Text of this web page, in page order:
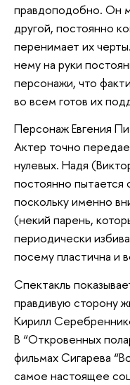
правдоподобно. Он
другой, постоянно
перенимает их
нему на руки
персонажи, что
во всем готов их
Персонаж Евгения
Актер точно
нулевых. Надя
постоянно пытается
поскольку именно
(некий парень,
периодически
посему пластична и
Спектакль
правдивую сторону
Кирилл
В “Откровенных
фильмах Сигарева
самое настоящее